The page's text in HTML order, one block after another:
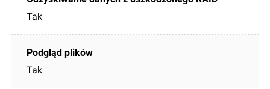
Tak
Tak